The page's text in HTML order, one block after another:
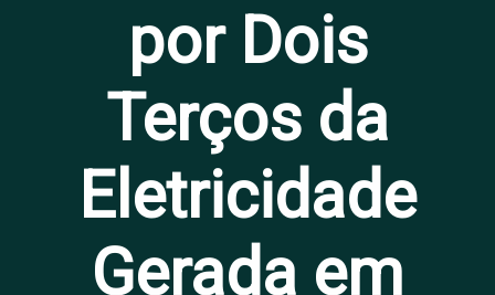
por Dois
Terços da
Eletricidade
Gerada em